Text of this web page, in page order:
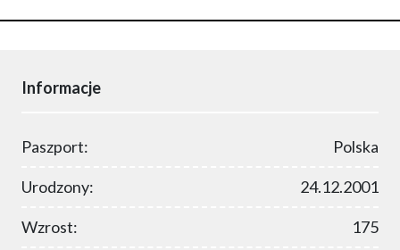
Informacje
Paszport: Polska
Urodzony: 24.12.2001
Wzrost: 175